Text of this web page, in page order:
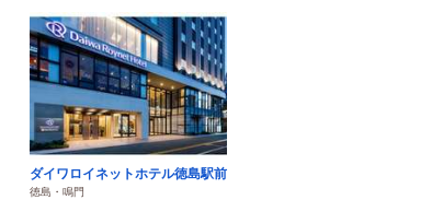
ダイワロイネットホテル徳島駅前
徳島・鳴門